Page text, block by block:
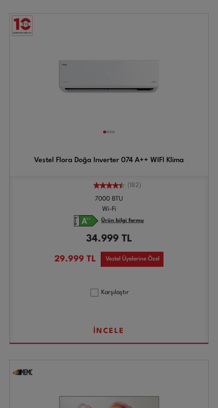
Vestel Flora Doğa Inverter 074 A++ WIFI Klima
(182)
7000 BTU
Wi-Fi
Ürün bilgi formu
34.999 TL
29.999 TL Vestel Üyelerine Özel
Karşılaştır
İNCELE